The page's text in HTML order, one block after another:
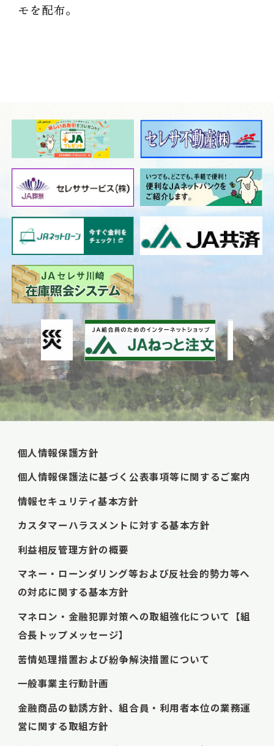
モを配布。
個人情報保護方針
個人情報保護法に基づく公表事項等に関するご案内
情報セキュリティ基本方針
カスタマーハラスメントに対する基本方針
利益相反管理方針の概要
マネー・ローンダリング等および反社会的勢力等へ
の対応に関する基本方針
マネロン・金融犯罪対策への取組強化について【組
合長トップメッセージ】
苦情処理措置および紛争解決措置について
一般事業主行動計画
金融商品の勧誘方針、組合員・利用者本位の業務運
営に関する取組方針